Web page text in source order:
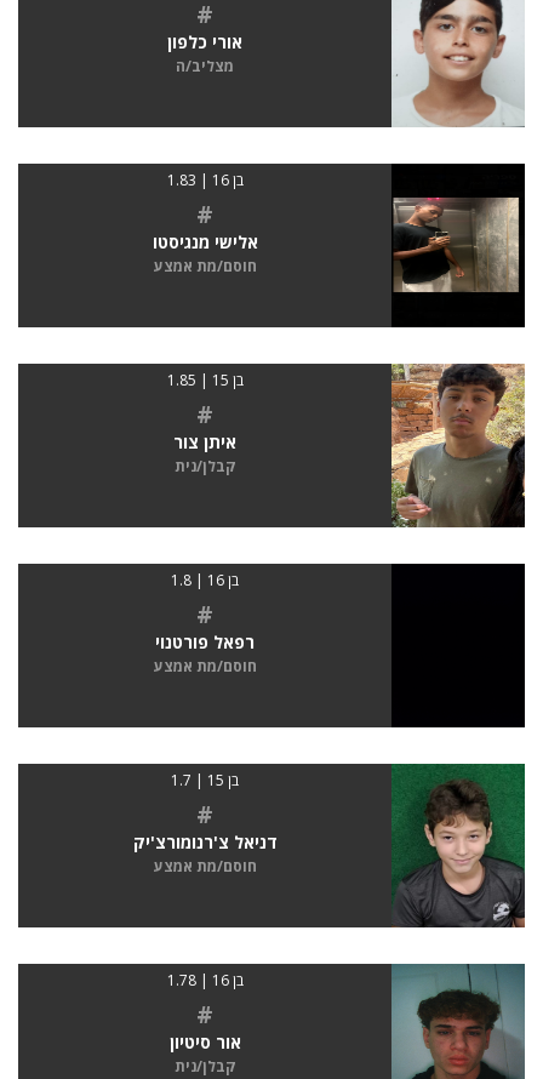
#
אורי כלפון
מצליב/ה
בן 16 | 1.83
#
אלישי מנגיסטו
חוסם/מת אמצע
בן 15 | 1.85
#
איתן צור
קבלן/נית
בן 16 | 1.8
#
רפאל פורטנוי
חוסם/מת אמצע
בן 15 | 1.7
#
דניאל צ'רנומורצ'יק
חוסם/מת אמצע
בן 16 | 1.78
#
אור סיטיון
קבלן/נית